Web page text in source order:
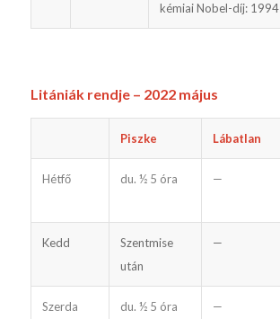
kémiai Nobel-díj: 1994
L itániák rendje – 2022 május
Piszke Lábatlan
Hétfő du. ½ 5 óra —
Kedd
Szentmise
után
—
Szerda du. ½ 5 óra —